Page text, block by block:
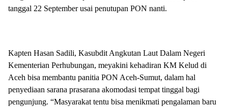
tanggal 22 September usai penutupan PON nanti.
Kapten Hasan Sadili, Kasubdit Angkutan Laut Dalam Negeri
Kementerian Perhubungan, meyakini kehadiran KM Kelud di
Aceh bisa membantu panitia PON Aceh-Sumut, dalam hal
penyediaan sarana prasarana akomodasi tempat tinggal bagi
pengunjung. “Masyarakat tentu bisa menikmati pengalaman baru